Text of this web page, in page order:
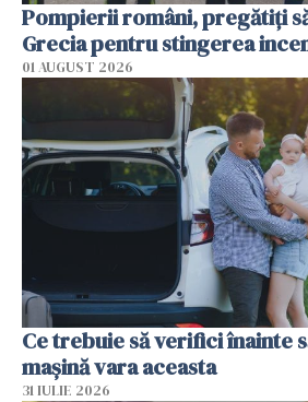
Pompierii români, pregătiţi
Grecia pentru stingerea
01 AUGUST 2026
Ce trebuie să verifici înainte
mașină vara aceasta
31 IULIE 2026